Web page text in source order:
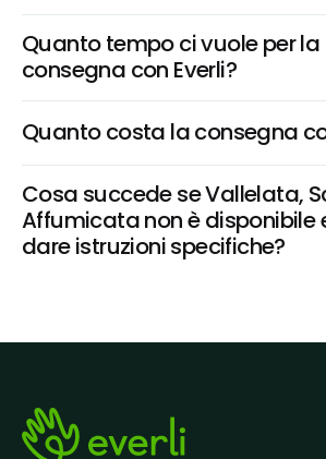
Quanto tempo ci vuole per la
consegna con Everli?
Quanto costa la consegna
Cosa succede se Vallelata,
Affumicata non è disponibile
dare istruzioni specifiche?